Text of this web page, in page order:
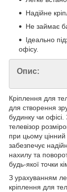
Надійне
Не займає
Ідеально
офісу.
Опис:
Кріплення для
для створення
будинку чи
телевізор
при цьому цінний
забезпечує
нахилу та
будь-якої точки
З урахуванням
кріплення для